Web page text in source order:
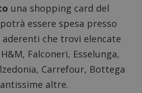
una shopping card del
essere spesa presso
aderenti che trovi elencate
Falconeri, Esselunga,
Carrefour, Bottega
altre.